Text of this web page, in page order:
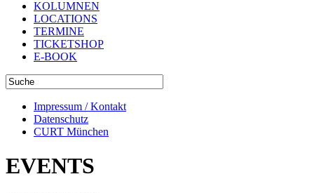
KOLUMNEN
LOCATIONS
TERMINE
TICKETSHOP
E-BOOK
Impressum / Kontakt
Datenschutz
CURT München
EVENTS